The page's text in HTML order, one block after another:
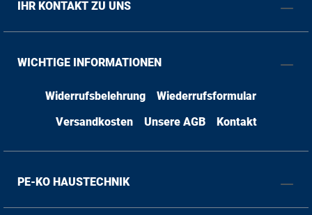
IHR KONTAKT ZU UNS
WICHTIGE INFORMATIONEN
Widerrufsbelehrung
Wiederrufsformular
Versandkosten
Unsere AGB Kontakt
PE-KO HAUSTECHNIK